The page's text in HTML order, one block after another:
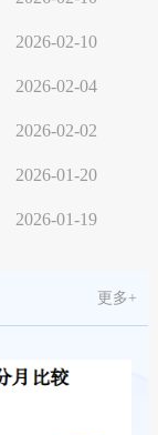
2026-02-10
2026-02-04
2026-02-02
2026-01-20
2026-01-19
更多+